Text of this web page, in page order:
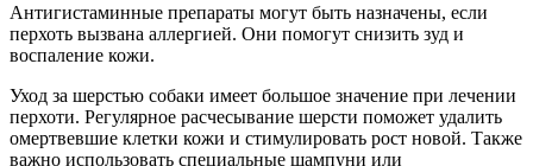
Антигистаминные препараты могут быть назначены, если
перхоть вызвана аллергией. Они помогут снизить зуд и
воспаление кожи.
Уход за шерстью собаки имеет большое значение при лечении
перхоти. Регулярное расчесывание шерсти поможет удалить
омертвевшие клетки кожи и стимулировать рост новой. Также
важно использовать специальные шампуни или